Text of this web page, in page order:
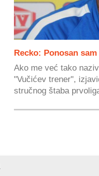
Recko: Ponosan
Ako me već tako
"Vučićev trener",
stručnog štaba